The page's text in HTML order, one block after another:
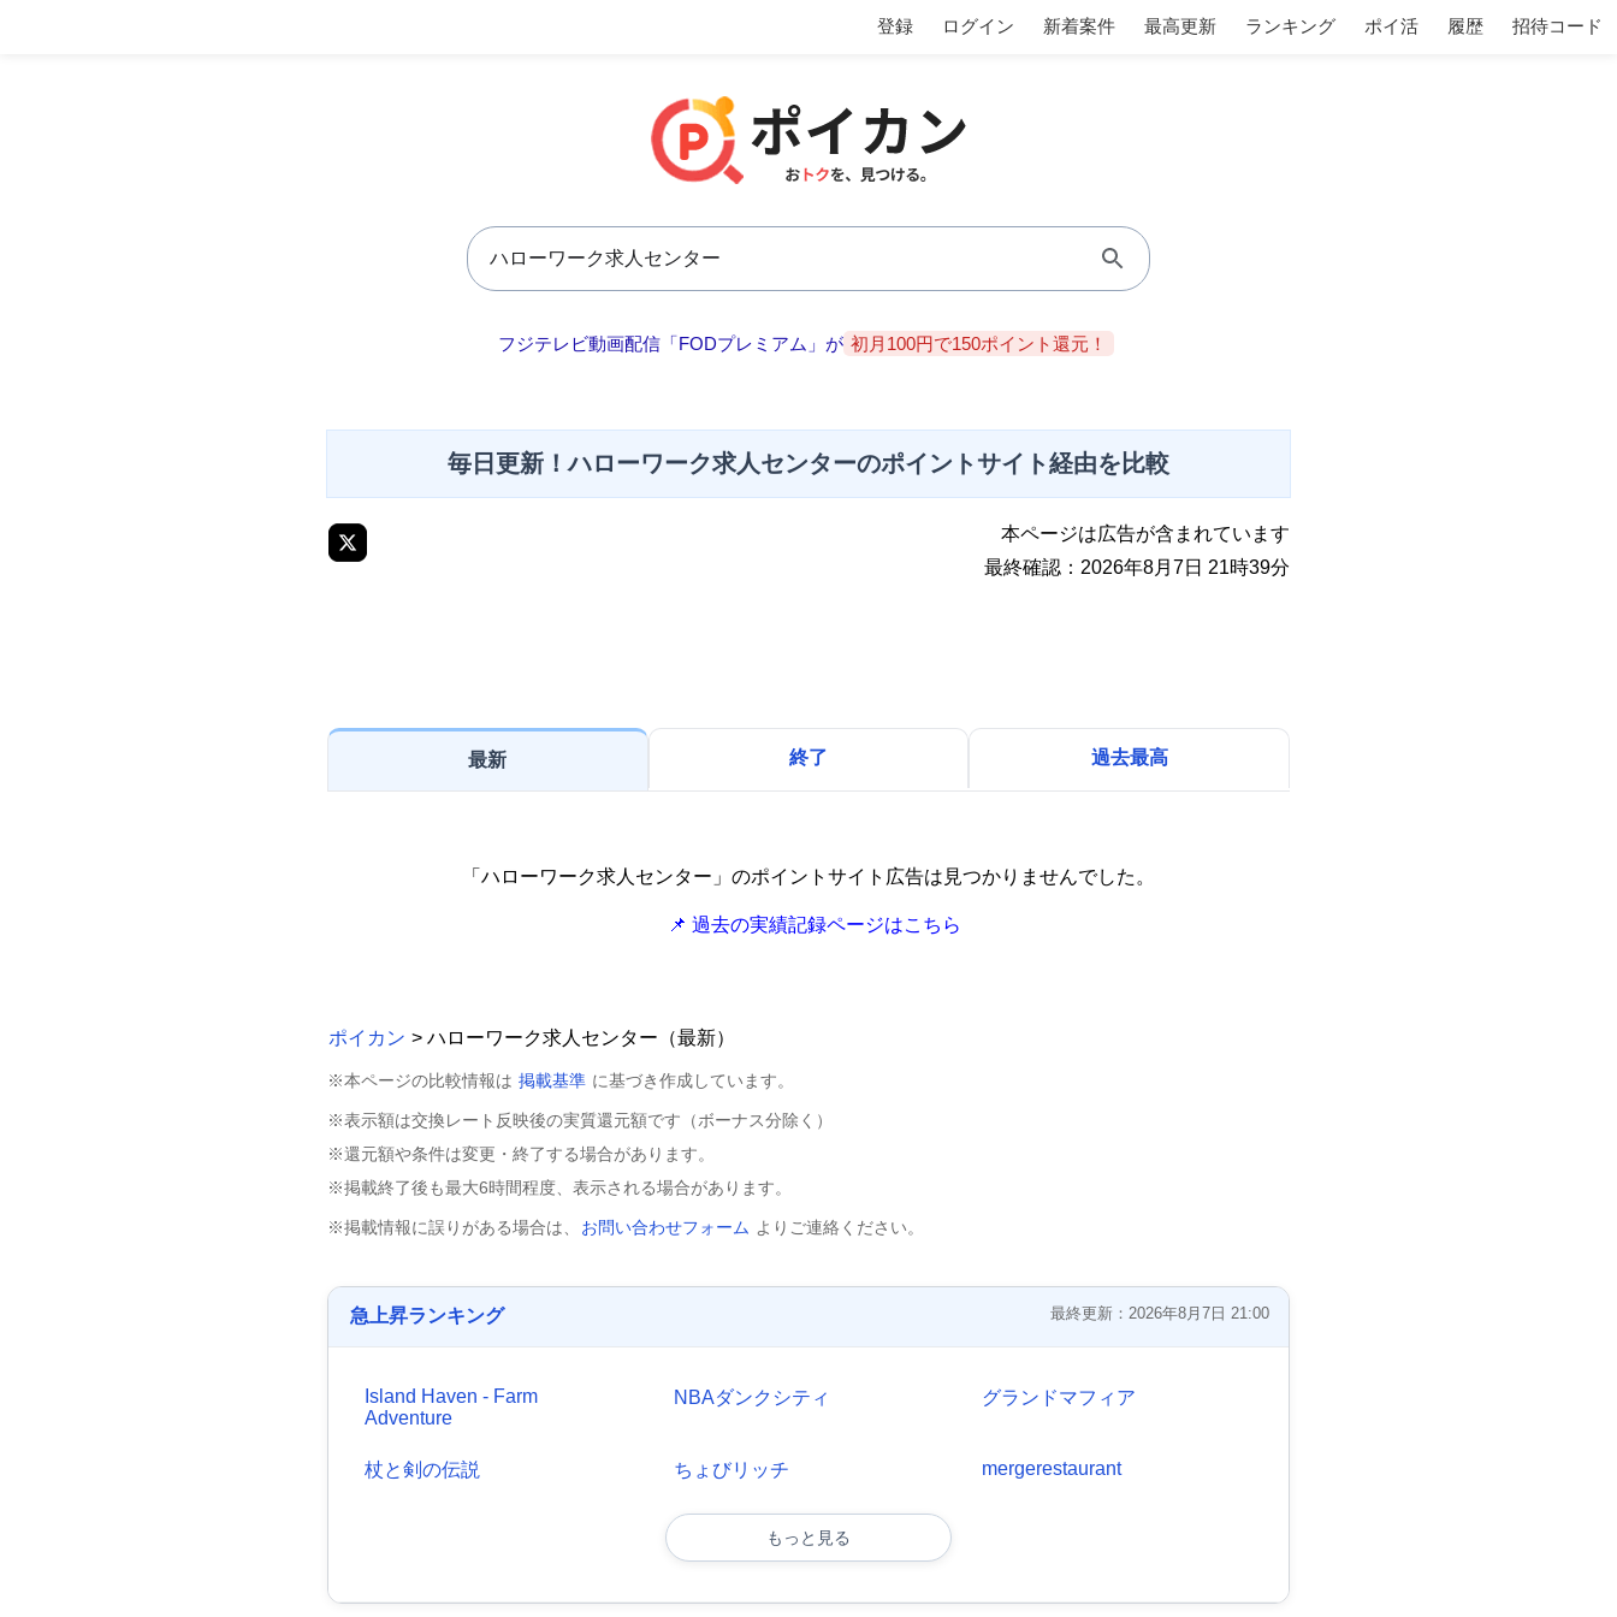
登録 ログイン 新着案件 最高更新 ランキング ポイ活 履歴 招待コード
フジテレビ動画配信「FODプレミアム」が 初月100円で150ポイント還元！
毎日更新！ハローワーク求人センターのポイントサイト経由を比較
本ページは広告が含まれています
最終確認：2026年8月7日 21時39分
最新 終了 過去最高
「ハローワーク求人センター」のポイントサイト広告は見つかりませんでした。
📌 過去の実績記録ページはこちら
ポイカン > ハローワーク求人センター（最新）
※本ページの比較情報は 掲載基準 に基づき作成しています。
※表示額は交換レート反映後の実質還元額です（ボーナス分除く）
※還元額や条件は変更・終了する場合があります。
※掲載終了後も最大6時間程度、表示される場合があります。
※掲載情報に誤りがある場合は、 お問い合わせフォーム よりご連絡ください。
急上昇ランキング 最終更新：2026年8月7日 21:00
Island Haven - Farm
Adventure
NBAダンクシティ グランドマフィア
杖と剣の伝説 ちょびリッチ mergerestaurant
もっと見る